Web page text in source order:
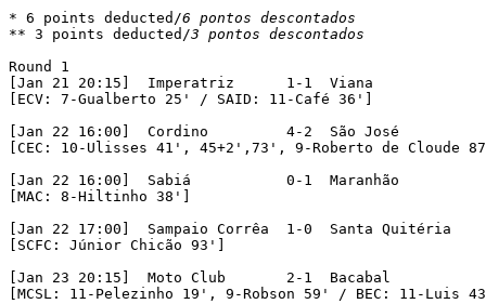
* 6 points deducted/6 pontos descontados
** 3 points deducted/3 pontos descontados
Round 1
[Jan 21 20:15]	Imperatriz	1-1  Viana
[ECV: 7-Gualberto 25' / SAID: 11-Café 36']
[Jan 22 16:00]	Cordino		4-2  São José
[CEC: 10-Ulisses 41', 45+2',73', 9-Roberto de Cloude
[Jan 22 16:00]	Sabiá		0-1  Maranhão
[MAC: 8-Hiltinho 38']
[Jan 22 17:00]	Sampaio Corrêa	1-0  Santa Quitéria
[SCFC: Júnior Chicão 93']
[Jan 23 20:15]	Moto Club	2-1  Bacabal
[MCSL: 11-Pelezinho 19', 9-Robson 59' / BEC: 11-Luis